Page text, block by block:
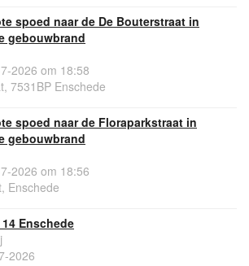
spoed naar de De Bouterstraat in
gebouwbrand
2026 om 18:58
7531BP Enschede
spoed naar de Floraparkstraat in
gebouwbrand
2026 om 18:56
Enschede
Enschede
2026